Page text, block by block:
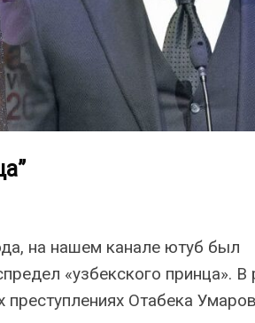
на нашем канале ютуб был
«узбекского принца». В
преступлениях Отабека